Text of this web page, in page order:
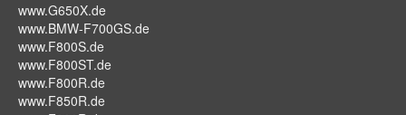
www.G650X.de
www.BMW-F700GS.de
www.F800S.de
www.F800ST.de
www.F800R.de
www.F850R.de